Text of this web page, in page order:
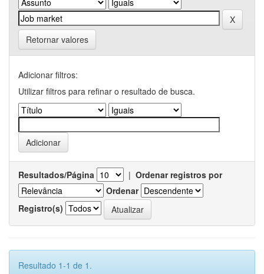
Retornar valores
Adicionar filtros:
Utilizar filtros para refinar o resultado de busca.
Resultados/Página | Ordenar registros por
Ordenar
Registro(s)
Resultado 1-1 de 1.